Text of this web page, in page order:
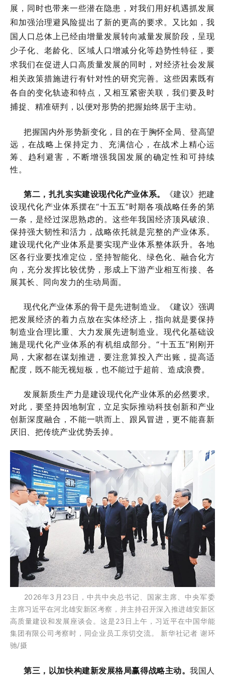
展，同时也带来一些潜在隐患，对我们用好机遇抓发展
和加强治理避风险提出了新的更高的要求。又比如，我
国人口总体上已经由增量发展转向减量发展阶段，呈现
少子化、老龄化、区域人口增减分化等趋势性特征，要
求我们在促进人口高质量发展的同时，对经济社会发展
相关政策措施进行有针对性的研究完善。这些因素既有
各自的变化轨迹和特点，又相互紧密关联，我们要及时
捕捉、精准研判，以便对形势的把握始终居于主动。
把握国内外形势新变化，目的在于胸怀全局、登高望
远，在战略上保持定力、充满信心，在战术上精心运
筹、趋利避害，不断增强我国发展的确定性和可持续
性。
第二，扎扎实实建设现代化产业体系。
《建议》把建
设现代化产业体系摆在“十五五”时期各项战略任务的第
一条，是经过深思熟虑的。这些年我国经济顶风破浪、
保持强大韧性和活力，战略依托就是完整的产业体系。
建设现代化产业体系是要实现产业体系整体跃升。各地
区各行业要找准定位，坚持智能化、绿色化、融合化方
向，充分发挥比较优势，形成上下游产业相互衔接、各
展其长、同向发力的生动局面。
现代化产业体系的骨干是先进制造业。《建议》强调
把发展经济的着力点放在实体经济上，指向就是要保持
制造业合理比重、大力发展先进制造业。现代化基础设
施是现代化产业体系的有机组成部分。“十五五”刚刚开
局，大家都在谋划推进，要注意算投入产出账，提高适
配度，既不能无视短板，也不能过于超前、造成浪费。
发展新质生产力是建设现代化产业体系的必然要求。
对此，要坚持因地制宜，立足实际推动科技创新和产业
创新深度融合，不能一哄而上、跟风冒进，更不能喜新
厌旧、把传统产业优势丢掉。
2026年3月23日，中共中央总书记、国家主席、中央军委
主席习近平在河北雄安新区考察，并主持召开深入推进雄安新区
高质量建设和发展座谈会。这是23日上午，习近平在中国华能
集团有限公司考察时，同企业员工亲切交流。 新华社记者 谢环
驰/摄
第三，以加快构建新发展格局赢得战略主动。我国人